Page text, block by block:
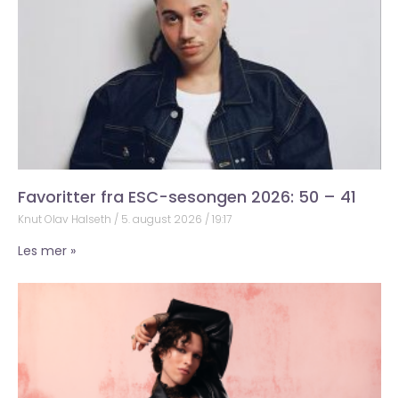
Favoritter fra ESC-sesongen 2026: 50 – 41
Knut Olav Halseth 5. august 2026 19:17
Les mer »